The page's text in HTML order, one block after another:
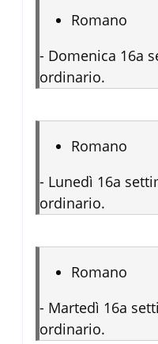
Romano
- Domenica 16a
ordinario.
Romano
- Lunedì 16a
ordinario.
Romano
- Martedì 16a
ordinario.